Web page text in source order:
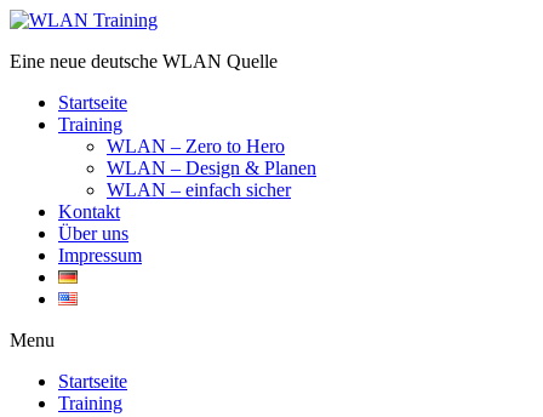
Eine neue deutsche WLAN Quelle
Startseite
Training
WLAN – Zero to Hero
WLAN – Design & Planen
WLAN – einfach sicher
Kontakt
Über uns
Impressum
Menu
Startseite
Training